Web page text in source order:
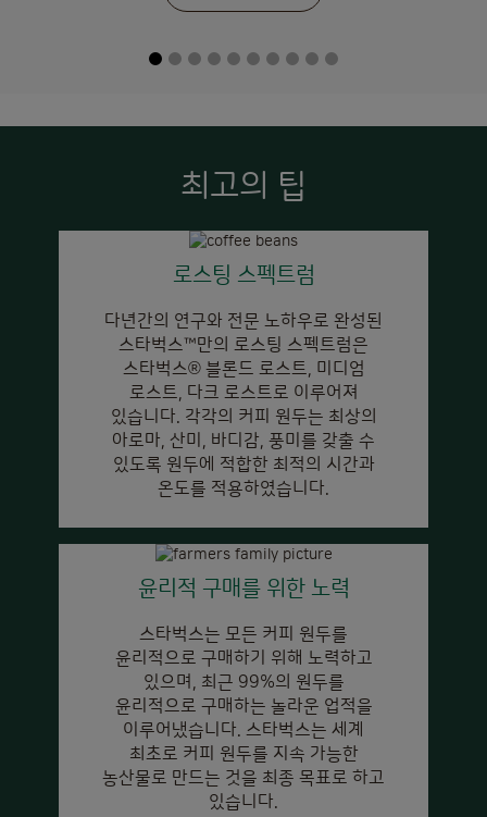
최고의 팁
로스팅 스펙트럼
다년간의 연구와 전문 노하우로 완성된
스타벅스™만의 로스팅 스펙트럼은
스타벅스®블론드 로스트, 미디엄
로스트, 다크 로스트로 이루어져
있습니다. 각각의 커피 원두는 최상의
아로마, 산미, 바디감, 풍미를 갖출 수
있도록 원두에 적합한 최적의 시간과
온도를 적용하였습니다.
윤리적 구매를 위한 노력
스타벅스는 모든 커피 원두를
윤리적으로 구매하기 위해 노력하고
있으며, 최근 99%의 원두를
윤리적으로 구매하는 놀라운 업적을
이루어냈습니다. 스타벅스는 세계
최초로 커피 원두를 지속 가능한
농산물로 만드는 것을 최종 목표로 하고
있습니다.